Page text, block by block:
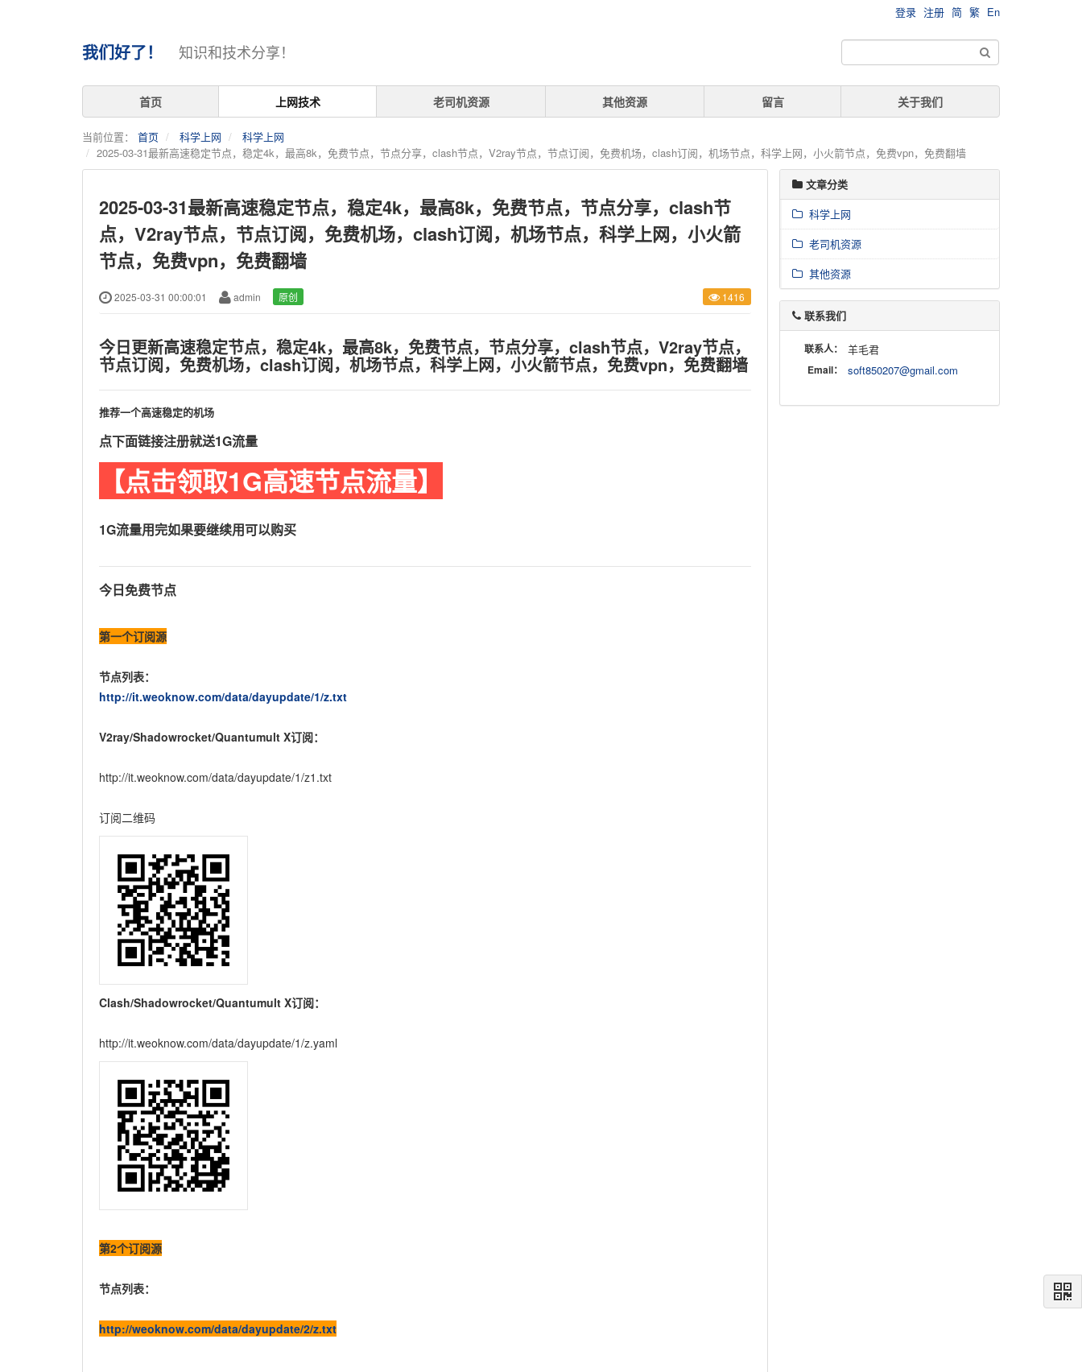
登录 注册 简 繁 En
我们好了！ 知识和技术分享！
首页 上网技术 老司机资源 其他资源 留言 关于我们
当前位置： 首页 科学上网
科学上网
2025-03-31最新高速稳定节点，稳定4k，最高8k，免费节点，节点分享，clash节点，V2ray节点，节点订阅，免费机场，clash订阅，机场节点，科学上网，小火箭节点，免费vpn，免费翻墙
2025-03-31最新高速稳定节点，稳定4k，最高8k，免费节点，节点分享，clash节
点，V2ray节点，节点订阅，免费机场，clash订阅，机场节点，科学上网，小火箭
节点，免费vpn，免费翻墙
2025-03-31 00:00:01 admin 原创 1416
今日更新高速稳定节点，稳定4k，最高8k，免费节点，节点分享，clash节点，V2ray节点，
节点订阅，免费机场，clash订阅，机场节点，科学上网，小火箭节点，免费vpn，免费翻墙
推荐一个高速稳定的机场
点下面链接注册就送1G流量
【点击领取1G高速节点流量】
1G流量用完如果要继续用可以购买
今日免费节点
第一个订阅源
节点列表：
http://it.weoknow.com/data/dayupdate/1/z.txt
V2ray/Shadowrocket/Quantumult X订阅：
http://it.weoknow.com/data/dayupdate/1/z1.txt
订阅二维码
Clash/Shadowrocket/Quantumult X订阅：
http://it.weoknow.com/data/dayupdate/1/z.yaml
第2个订阅源
节点列表：
http://weoknow.com/data/dayupdate/2/z.txt
文章分类
科学上网
老司机资源
其他资源
联系我们
联系人： 羊毛君
Email： soft850207@gmail.com